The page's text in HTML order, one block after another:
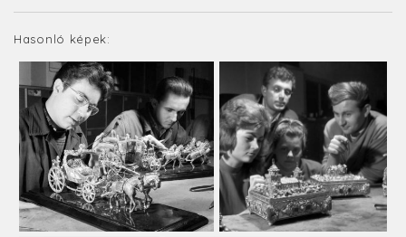
Hasonló képek: